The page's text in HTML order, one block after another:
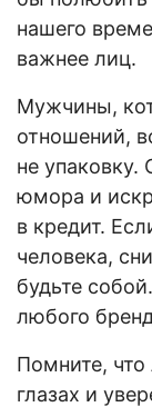
нашего
важнее лиц.
Мужчины,
отношений,
не упаковку.
юмора и
в кредит.
человека,
будьте
любого
Помните,
глазах и